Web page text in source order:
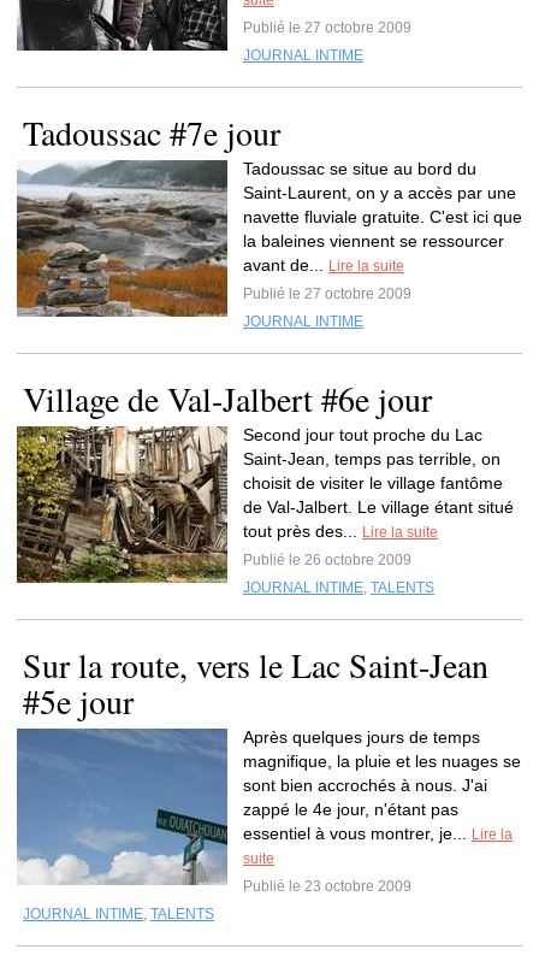
Publié le 27 octobre 2009
JOURNAL INTIME
Tadoussac #7e jour
Tadoussac se situe au bord du
Saint-Laurent, on y a accès par une
navette fluviale gratuite. C'est ici que
la baleines viennent se ressourcer
avant de...
Lire la suite
Publié le 27 octobre 2009
JOURNAL INTIME
Village de Val-Jalbert #6e jour
Second jour tout proche du Lac
Saint-Jean, temps pas terrible, on
choisit de visiter le village fantôme
de Val-Jalbert. Le village étant situé
tout près des...
Lire la suite
Publié le 26 octobre 2009
JOURNAL INTIME, TALENTS
Sur la route, vers le Lac Saint-Jean
#5e jour
Après quelques jours de temps
magnifique, la pluie et les nuages se
sont bien accrochés à nous. J'ai
zappé le 4e jour, n'étant pas
essentiel à vous montrer, je...
Lire la
suite
Publié le 23 octobre 2009
JOURNAL INTIME, TALENTS